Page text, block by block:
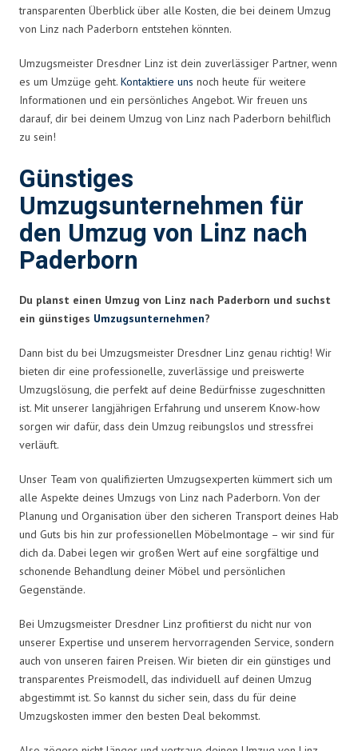
transparenten Überblick über alle Kosten, die bei deinem Umzug
von Linz nach Paderborn entstehen könnten.
Umzugsmeister Dresdner Linz ist dein zuverlässiger Partner, wenn
es um Umzüge geht. Kontaktiere uns noch heute für weitere
Informationen und ein persönliches Angebot. Wir freuen uns
darauf, dir bei deinem Umzug von Linz nach Paderborn behilflich
zu sein!
Günstiges
Umzugsunternehmen für
den Umzug von Linz nach
Paderborn
Du planst einen Umzug von Linz nach Paderborn und suchst
ein günstiges Umzugsunternehmen?
Dann bist du bei Umzugsmeister Dresdner Linz genau richtig! Wir
bieten dir eine professionelle, zuverlässige und preiswerte
Umzugslösung, die perfekt auf deine Bedürfnisse zugeschnitten
ist. Mit unserer langjährigen Erfahrung und unserem Know-how
sorgen wir dafür, dass dein Umzug reibungslos und stressfrei
verläuft.
Unser Team von qualifizierten Umzugsexperten kümmert sich um
alle Aspekte deines Umzugs von Linz nach Paderborn. Von der
Planung und Organisation über den sicheren Transport deines Hab
und Guts bis hin zur professionellen Möbelmontage – wir sind für
dich da. Dabei legen wir großen Wert auf eine sorgfältige und
schonende Behandlung deiner Möbel und persönlichen
Gegenstände.
Bei Umzugsmeister Dresdner Linz profitierst du nicht nur von
unserer Expertise und unserem hervorragenden Service, sondern
auch von unseren fairen Preisen. Wir bieten dir ein günstiges und
transparentes Preismodell, das individuell auf deinen Umzug
abgestimmt ist. So kannst du sicher sein, dass du für deine
Umzugskosten immer den besten Deal bekommst.